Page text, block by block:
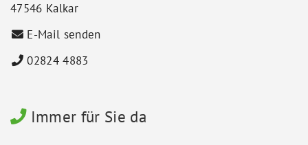
47546 Kalkar
E-Mail senden
02824 4883
Immer für Sie da